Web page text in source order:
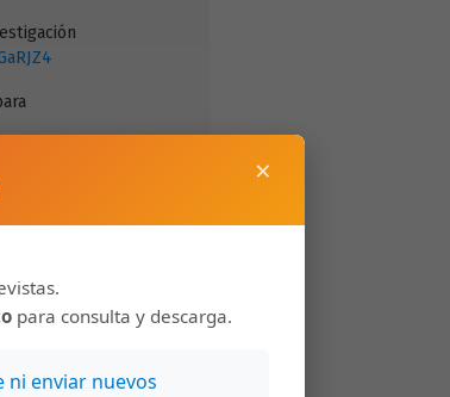
del
to
×
para consulta y descarga.
ni enviar nuevos